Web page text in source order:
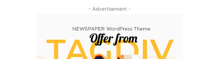
- Advertisement -